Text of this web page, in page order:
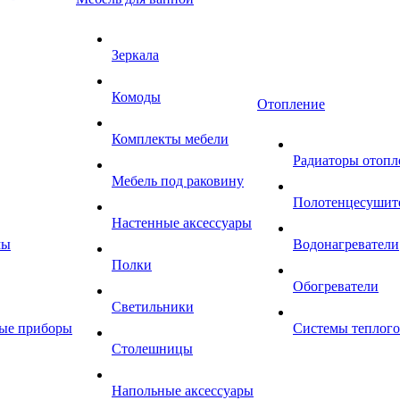
приборы
Зеркала
Комоды
Комплекты мебели
Мебель под раковину
Настенные аксессуары
Полки
Светильники
Столешницы
Напольные аксессуары
Отопление
Радиаторы
Водонагреватели
Обогреватели
Системы